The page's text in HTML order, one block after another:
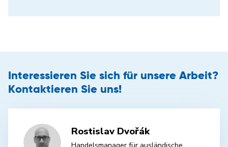
Interessieren Sie sich für unsere Arbeit?
Kontaktieren Sie uns!
Rostislav Dvořák